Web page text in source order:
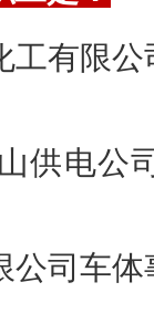
工有限
供电公
公司车